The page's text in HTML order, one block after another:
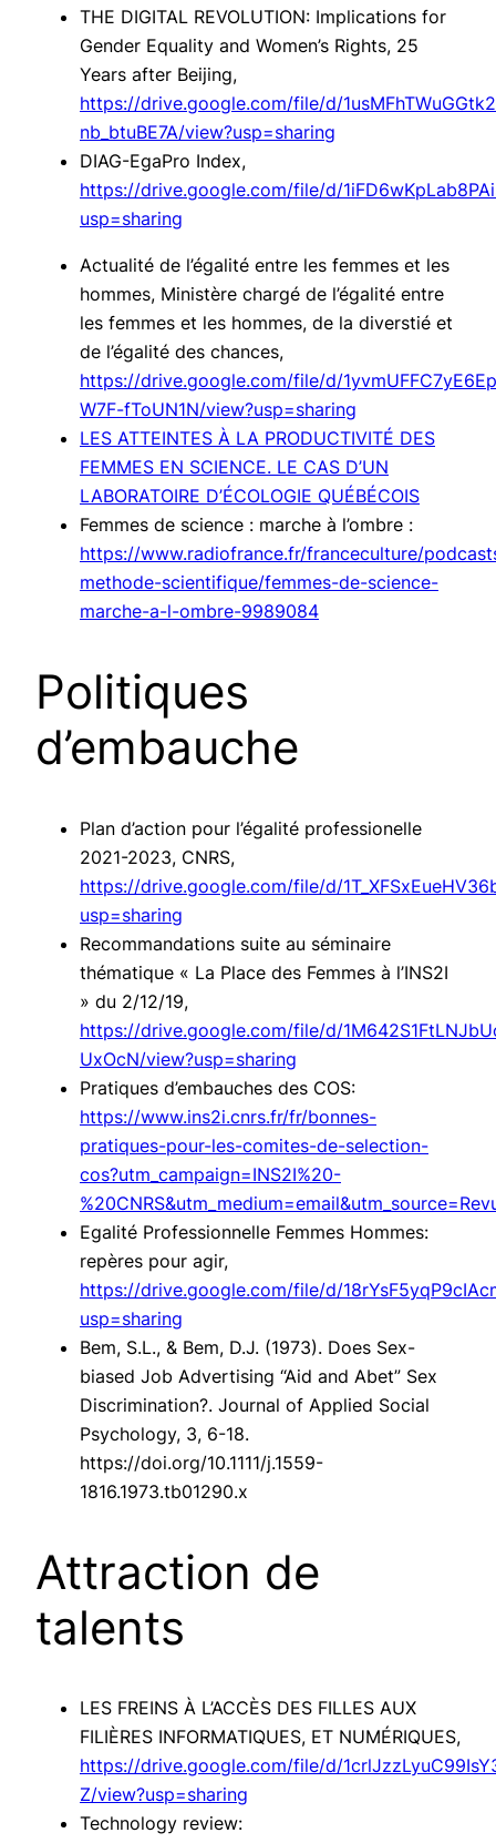
THE DIGITAL REVOLUTION: Implications for
Gender Equality and Women’s Rights, 25
Years after Beijing,
https://drive.google.com/file/d/
nb_btuBE7A/view?usp=sharing
DIAG-EgaPro Index,
https://drive.google.com/file/d/
usp=sharing
Actualité de l’égalité entre les femmes et les
hommes, Ministère chargé de l’égalité entre
les femmes et les hommes, de la diverstié et
de l’égalité des chances,
https://drive.google.com/file/d/
W7F-fToUN1N/view?usp=sharing
LES ATTEINTES À LA PRODUCTIVITÉ DES
FEMMES EN SCIENCE. LE CAS D’UN
LABORATOIRE D’ÉCOLOGIE QUÉBÉCOIS
Femmes de science : marche à l’ombre :
https://www.radiofrance.fr/franceculture/
methode-scientifique/femmes-de-science-
marche-a-l-ombre-9989084
Politiques
d’embauche
Plan d’action pour l’égalité professionelle
2021-2023, CNRS,
https://drive.google.com/file/d/
usp=sharing
Recommandations suite au séminaire
thématique « La Place des Femmes à l’INS2I
» du 2/12/19,
https://drive.google.com/file/d/
UxOcN/view?usp=sharing
Pratiques d’embauches des COS:
https://www.ins2i.cnrs.fr/fr/bonnes-
pratiques-pour-les-comites-de-selection-
cos?utm_campaign=INS2I%20-
Egalité Professionnelle Femmes Hommes:
repères pour agir,
https://drive.google.com/file/d/
usp=sharing
Bem, S.L., & Bem, D.J. (1973). Does Sex-
biased Job Advertising “Aid and Abet” Sex
Discrimination?. Journal of Applied Social
Psychology, 3, 6-18.
https://doi.org/10.1111/j.1559-
1816.1973.tb01290.x
Attraction de
talents
LES FREINS À L’ACCÈS DES FILLES AUX
FILIÈRES INFORMATIQUES, ET NUMÉRIQUES,
https://drive.google.com/file/d/
Z/view?usp=sharing
Technology review: